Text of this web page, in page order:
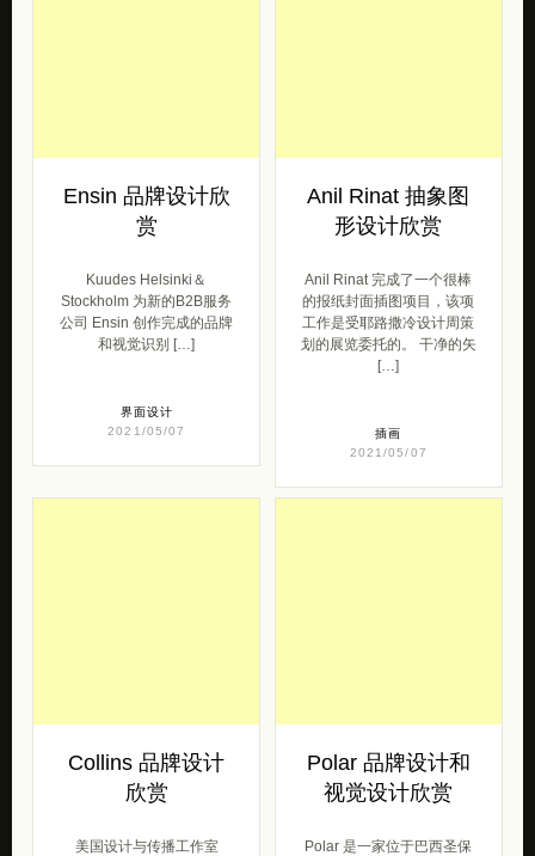
Ensin 品牌设计欣
赏
Kuudes Helsinki＆
Stockholm 为新的B2B服务
公司 Ensin 创作完成的品牌
和视觉识别 […]
界面设计
2021/05/07
Anil Rinat 抽象图
形设计欣赏
Anil Rinat 完成了一个很棒
的报纸封面插图项目，该项
工作是受耶路撒冷设计周策
划的展览委托的。 干净的矢
[…]
插画
2021/05/07
Collins 品牌设计
欣赏
美国设计与传播工作室
Polar 品牌设计和
视觉设计欣赏
Polar 是一家位于巴西圣保